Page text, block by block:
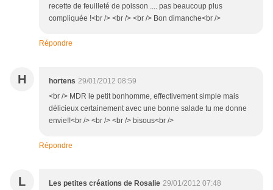
recette de feuilleté de poisson .... pas beaucoup plus
compliquée !<br /> <br /> <br /> Bon dimanche<br />
Répondre
H hortens 29/01/2012 08:59
<br /> MDR le petit bonhomme, effectivement simple mais
délicieux certainement avec une bonne salade tu me donne
envie!!<br /> <br /> <br /> bisous<br />
Répondre
L Les petites créations de Rosalie 29/01/2012 07:48